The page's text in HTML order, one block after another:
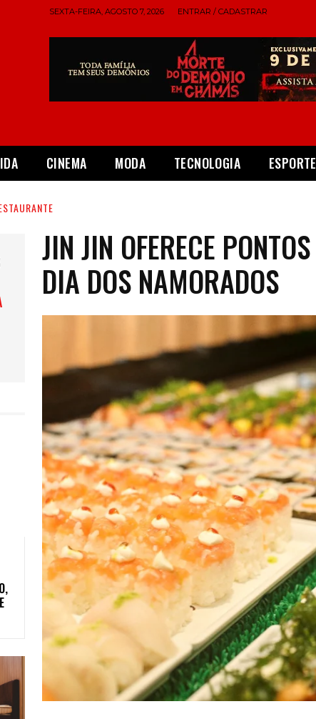
SEXTA-FEIRA, AGOSTO 7, 2026 ENTRAR / CADASTRAR
CINEMA MODA TECNOLOGIA
JIN JIN OFERECE
DIA DOS NAMORADOS